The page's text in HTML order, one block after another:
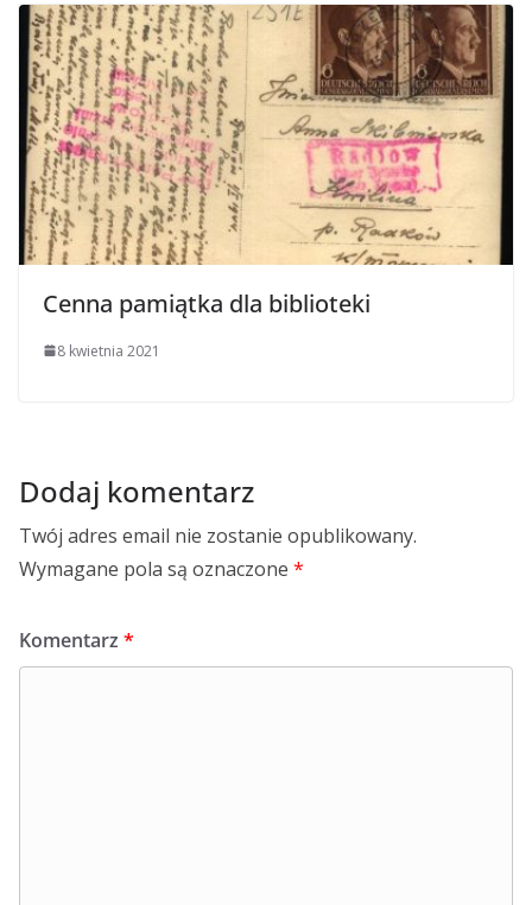
Cenna pamiątka dla biblioteki
8 kwietnia 2021
Dodaj komentarz
Twój adres email nie zostanie opublikowany.
Wymagane pola są oznaczone *
Komentarz *